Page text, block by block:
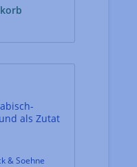
als Zutat
& Soehne